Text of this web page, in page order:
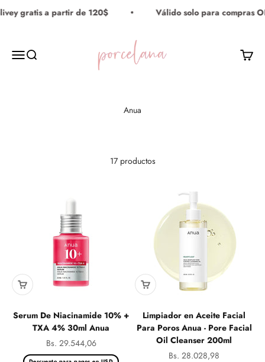
Ir al contenido
gratis a partir de 120$ Válido solo para compras
MenúBuscar
Porcelana Maquillaje
Carrito
17 productos
Serum De Niacinamide 10% +
TXA 4% 30ml Anua
Precio de oferta
Bs. 29.544,06
Limpiador en Aceite Facial
Para Poros Anua - Pore Facial
Oil Cleanser 200ml
Precio de oferta
Bs. 28.028,98